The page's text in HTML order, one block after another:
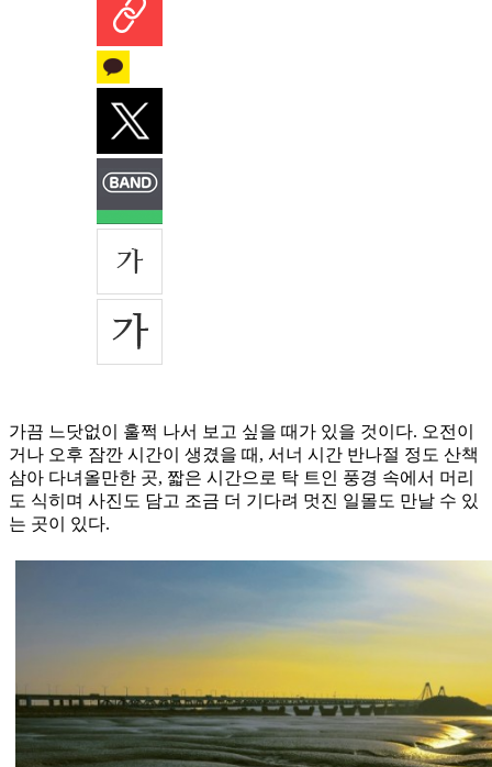
가끔 느닷없이 훌쩍 나서 보고 싶을 때가 있을 것이다. 오전이
거나 오후 잠깐 시간이 생겼을 때, 서너 시간 반나절 정도 산책
삼아 다녀올만한 곳, 짧은 시간으로 탁 트인 풍경 속에서 머리
도 식히며 사진도 담고 조금 더 기다려 멋진 일몰도 만날 수 있
는 곳이 있다.